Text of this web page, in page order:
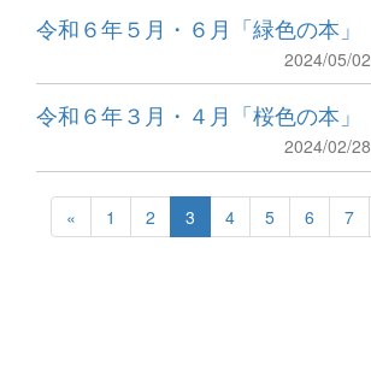
令和６年５月・６月「緑色の本」
2024/05/02
令和６年３月・４月「桜色の本」
2024/02/28
« 1 2 3 4 5 6 7